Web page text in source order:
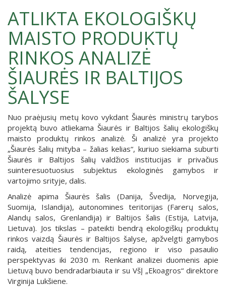
ATLIKTA EKOLOGIŠKŲ
MAISTO PRODUKTŲ
RINKOS ANALIZĖ
ŠIAURĖS IR BALTIJOS
ŠALYSE
Nuo praėjusių metų kovo vykdant Šiaurės ministrų tarybos
projektą buvo atliekama Šiaurės ir Baltijos šalių ekologiškų
maisto produktų rinkos analizė. Ši analizė yra projekto
„Šiaurės šalių mityba – žalias kelias“, kuriuo siekiama suburti
Šiaurės ir Baltijos šalių valdžios institucijas ir privačius
suinteresuotuosius subjektus ekologinės gamybos ir
vartojimo srityje, dalis.
Analizė apima Šiaurės šalis (Danija, Švedija, Norvegija,
Suomija, Islandija), autonomines teritorijas (Farerų salos,
Alandų salos, Grenlandija) ir Baltijos šalis (Estija, Latvija,
Lietuva). Jos tikslas – pateikti bendrą ekologiškų produktų
rinkos vaizdą Šiaurės ir Baltijos šalyse, apžvelgti gamybos
raidą, ateities tendencijas, regiono ir viso pasaulio
perspektyvas iki 2030 m. Renkant analizei duomenis apie
Lietuvą buvo bendradarbiauta ir su VšĮ „Ekoagros“ direktore
Virginija Lukšiene.